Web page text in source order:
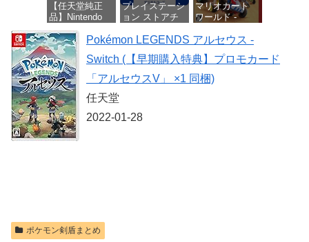
【任天堂純正
品】Nintendo
Switch 2 Proコ
ントローラー
【Amazon.co.jp
限定特典】
Nintendo Switch
2 ロゴデザイン
ステッカー 同
梱
価格：¥9,980
プレイステーシ
ョン ストアチ
オンラインコー
価格：¥1,100
マリオカート
ワールド -
価格：¥8,564
Pokémon LEGENDS アルセウス -
Switch (【早期購入特典】プロモカード
「アルセウスV」 ×1 同梱)
任天堂
2022-01-28
ポケモン剣盾まとめ